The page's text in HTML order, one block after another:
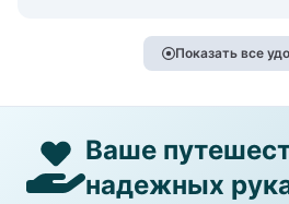
Показать все
Ваше
надежных